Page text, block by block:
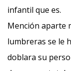
infantil que es.
Mención aparte
lumbreras se le
doblara su